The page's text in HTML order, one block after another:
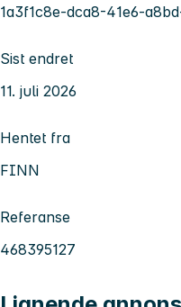
1a3f1c8e-dca8-41e6-
Sist endret
11. juli 2026
Hentet fra
FINN
Referanse
468395127